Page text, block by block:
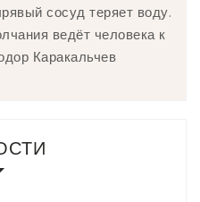
сосуд теряет воду.
ведёт человека к
Каракальчев